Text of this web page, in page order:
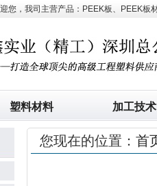
您，我司主营产品：PEEK板、PEEK板
塑料材料 加工技术
您现在的位置： 首